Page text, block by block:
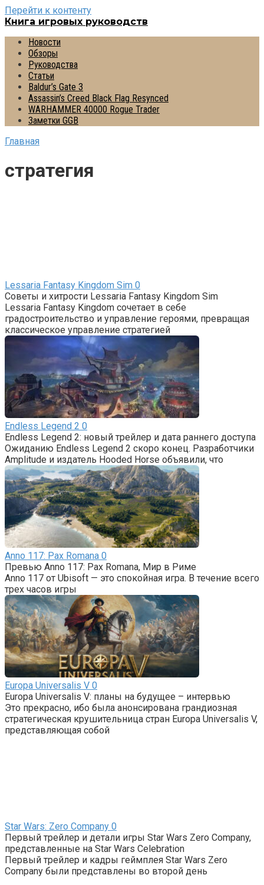
Перейти к контенту
Книга игровых руководств
Новости
Обзоры
Руководства
Статьи
Baldur’s Gate 3
Assassin’s Creed Black Flag Resynced
WARHAMMER 40000 Rogue Trader
Заметки GGB
Главная
стратегия
Lessaria Fantasy Kingdom Sim 0
Советы и хитрости Lessaria Fantasy Kingdom Sim
Lessaria Fantasy Kingdom сочетает в себе
градостроительство и управление героями, превращая
классическое управление стратегией
Endless Legend 2 0
Endless Legend 2: новый трейлер и дата раннего доступа
Ожиданию Endless Legend 2 скоро конец. Разработчики
Amplitude и издатель Hooded Horse объявили, что
Anno 117: Pax Romana 0
Превью Anno 117: Pax Romana, Мир в Риме
Anno 117 от Ubisoft — это спокойная игра. В течение всего
трех часов игры
Europa Universalis V 0
Europa Universalis V: планы на будущее – интервью
Это прекрасно, ибо была анонсирована грандиозная
стратегическая крушительница стран Europa Universalis V,
представляющая собой
Star Wars: Zero Company 0
Первый трейлер и детали игры Star Wars Zero Company,
представленные на Star Wars Celebration
Первый трейлер и кадры геймплея Star Wars Zero
Company были представлены во второй день